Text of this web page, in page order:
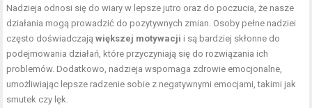
Nadzieja odnosi się do wiary w lepsze jutro oraz do poczucia, że nasze
działania mogą prowadzić do pozytywnych zmian. Osoby pełne nadziei
często doświadczająwiększej motywacji i są bardziej skłonne do
podejmowania działań, które przyczyniają się do rozwiązania ich
problemów. Dodatkowo, nadzieja wspomaga zdrowie emocjonalne,
umożliwiając lepsze radzenie sobie z negatywnymi emocjami, takimi jak
smutek czy lęk.